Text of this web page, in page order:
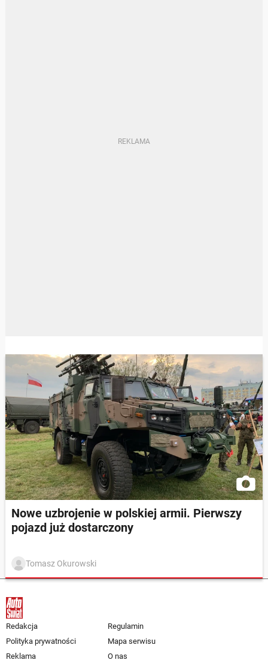
Nowe uzbrojenie w polskiej armii. Pierwszy
pojazd już dostarczony
Tomasz Okurowski
Redakcja
Regulamin
Polityka prywatności
Mapa serwisu
Reklama
O nas